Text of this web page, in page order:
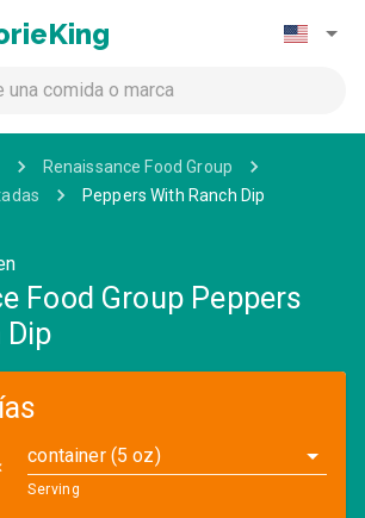
Renaissance Food Group
Peppers With Ranch Dip
Food Group Peppers
Dip
container (5 oz)
Serving